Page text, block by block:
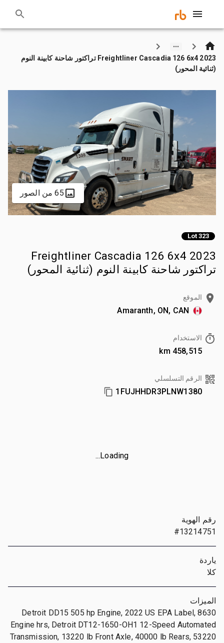
2023 Freightliner Cascadia 126 6x4 تراكتور شاحنة كابينة النوم
(ثنائية المحور)
65 من الصور
Lot 323
2023 Freightliner Cascadia 126 6x4
تراكتور شاحنة كابينة النوم (ثنائية المحور)
الموقع
Amaranth, ON, CAN
الاستخدام
458,515 km
الرقم التسلسلي
1FUJHHDR3PLNW1380
Loading...
رقم الهوية
#13214751
ياردة
كلا
الميزات
Detroit DD15 505 hp Engine, 2022 US EPA Label, 8630
Engine hrs, Detroit DT12-1650-OH1 12-Speed Automated
Transmission, 13220 lb Front Axle, 40000 lb Rears, 53220